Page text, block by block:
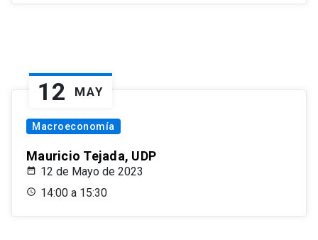
12 MAY
Macroeconomía
Mauricio Tejada, UDP
12 de Mayo de 2023
14:00 a 15:30